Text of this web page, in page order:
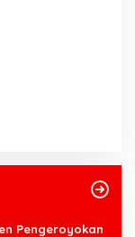
Pengeroyokan